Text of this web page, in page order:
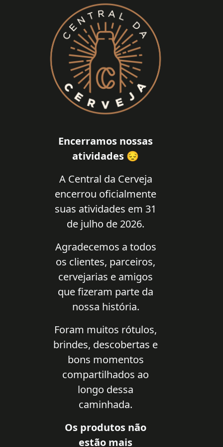
Encerramos nossas
atividades 😔
A Central da Cerveja
encerrou oficialmente
suas atividades em 31
de julho de 2026.
Agradecemos a todos
os clientes, parceiros,
cervejarias e amigos
que fizeram parte da
nossa história.
Foram muitos rótulos,
brindes, descobertas e
bons momentos
compartilhados ao
longo dessa
caminhada.
Os produtos não
estão mais